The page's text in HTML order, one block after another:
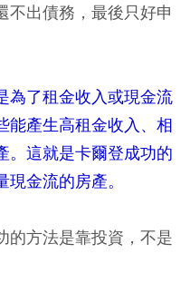
不出債務，最後只好申
為了租金收入或現金流
能產生高租金收入、相
。這就是卡爾登成功的
金流的房產。
的方法是靠投資，不是